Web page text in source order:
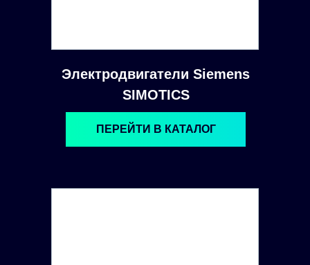
Электродвигатели Siemens
SIMOTICS
ПЕРЕЙТИ В КАТАЛОГ